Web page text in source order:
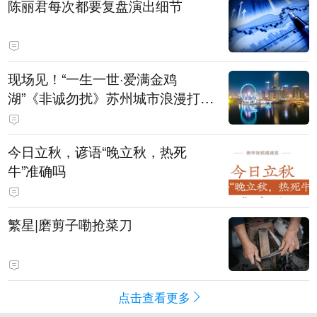
陈丽君每次都要复盘演出细节
现场见！“一生一世·爱满金鸡
湖”《非诚勿扰》苏州城市浪漫打卡
季来袭
今日立秋，谚语“晚立秋，热死
牛”准确吗
繁星|磨剪子嘞抢菜刀
点击查看更多